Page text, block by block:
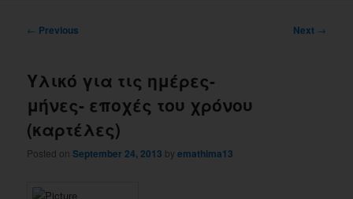
Post
← Previous Next →
Υλικό για τις ημέρες-
μήνες- εποχές του χρόνου
(καρτέλες)
Posted onSeptember 24, 2013 byemathima13